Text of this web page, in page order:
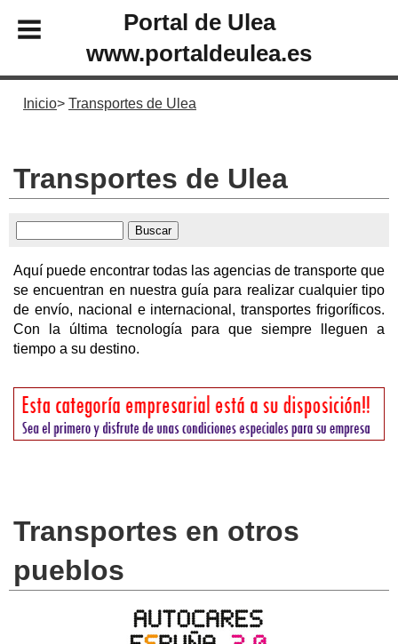
Portal de Ulea
www.portaldeulea.es
Inicio Transportes de Ulea
Transportes de Ulea
Aquí puede encontrar todas las agencias de transporte que
se encuentran en nuestra guía para realizar cualquier tipo
de envío, nacional e internacional, transportes frigoríficos.
Con la última tecnología para que siempre lleguen a
tiempo a su destino.
Transportes en otros
pueblos